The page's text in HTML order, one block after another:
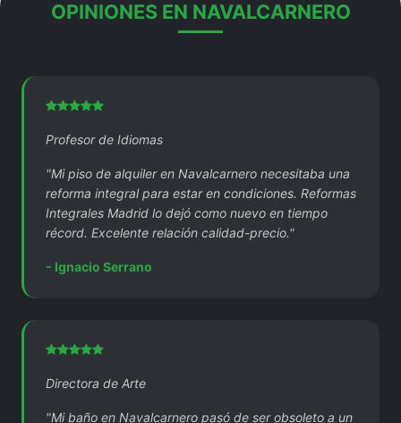
OPINIONES EN NAVALCARNERO
Profesor de Idiomas
"Mi piso de alquiler en Navalcarnero necesitaba una
reforma integral para estar en condiciones. Reformas
Integrales Madrid lo dejó como nuevo en tiempo
récord. Excelente relación calidad-precio."
- Ignacio Serrano
Directora de Arte
"Mi baño en Navalcarnero pasó de ser obsoleto a un